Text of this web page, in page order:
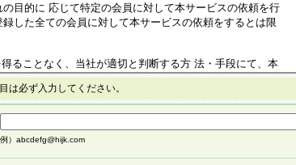
目的に 応じて特定の会員に対して本サービスの依頼を行
した全ての会員に対して本サービスの依頼をするとは限
ることなく、当社が適切と判断する方 法・手段にて、本
正することができるものとします。改定後の本規約等
掲示したときに、その 他の諸規定については、会員に対
イトに掲示したときのいずれか早い時期をもってその効
は必ず入力してください。
例）abcdefg@hijk.com